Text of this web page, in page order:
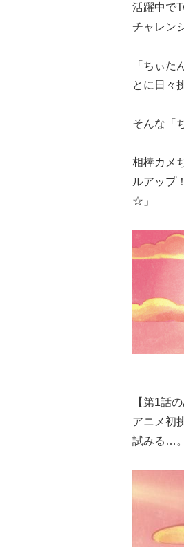
活躍中で
チャレン
「ちぃ
とに日々
そんな「
相棒カメ
ルアップ
☆」
【第1話
アニメ初
試みる…。